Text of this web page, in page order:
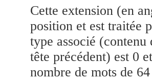
Cette extension (en
position et est traitée
type associé
tête précédent) est 0
nombre de mots de